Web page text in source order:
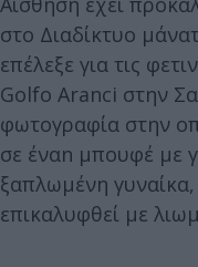
στο Διαδίκτυο
επέλεξε για τις
Golfo Aranci στην
φωτογραφία στην
σε έναn μπουφέ με
ξαπλωμένη
επικαλυφθεί με